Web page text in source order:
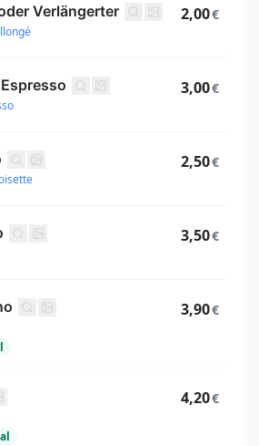
Verlängerter 2,00€
3,00€
2,50€
3,50€
3,90€
4,20€